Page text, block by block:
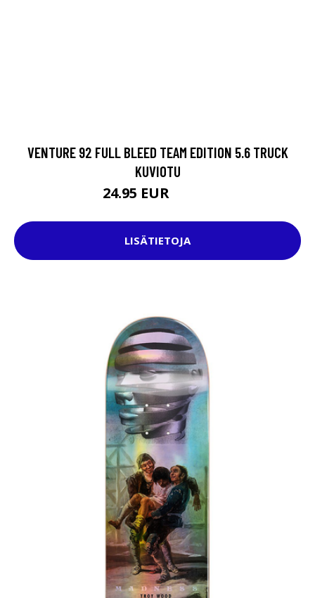
VENTURE 92 FULL BLEED TEAM EDITION 5.6 TRUCK
KUVIOTU
24.95 EUR
LISÄTIETOJA